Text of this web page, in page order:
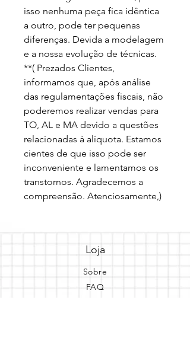
isso nenhuma peça fica idêntica
a outro, pode ter pequenas
diferenças. Devida a modelagem
e a nossa evolução de técnicas.
**( Prezados Clientes,
informamos que, após análise
das regulamentações fiscais, não
poderemos realizar vendas para
TO, AL e MA devido a questões
relacionadas à alíquota. Estamos
cientes de que isso pode ser
inconveniente e lamentamos os
transtornos. Agradecemos a
compreensão. Atenciosamente,)
Loja
Sobre
FAQ